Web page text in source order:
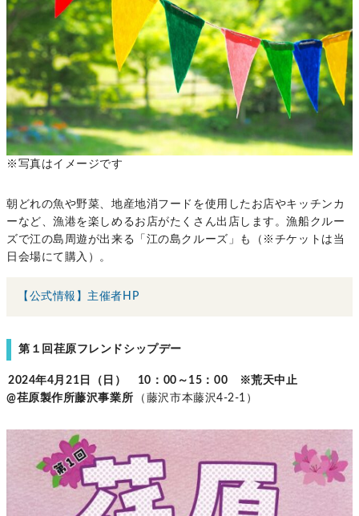
※写真はイメージです
朝どれの魚や野菜、地産地消フードを使用したお店やキッチンカ
ーなど、漁港を楽しめるお店がたくさん出店します。漁船クルー
ズで江の島周遊が出来る「江の島クルーズ」も（※チケットは当
日会場にて購入）。
【公式情報】主催者HP
第１回荏原フレンドシップデー
2024年4月21日（日） 10：00～15：00 ※荒天中止
@荏原製作所藤沢事業所
（藤沢市本藤沢4-2-1）